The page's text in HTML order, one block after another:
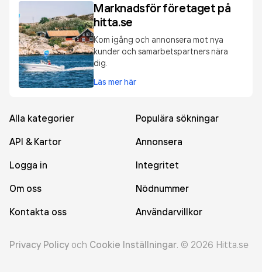
Marknadsför företaget på
hitta.se
Kom igång och annonsera mot nya
kunder och samarbetspartners nära
dig.
Läs mer här
Alla kategorier
Populära sökningar
API & Kartor
Annonsera
Logga in
Integritet
Om oss
Nödnummer
Kontakta oss
Användarvillkor
Privacy Policy och Cookie Inställningar. © 2026 Hitta.se